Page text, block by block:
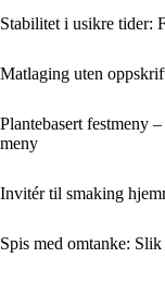
Stabilitet i usikre tider:
Matlaging uten
Plantebasert festmeny
meny
Invitér til smaking
Spis med omtanke: